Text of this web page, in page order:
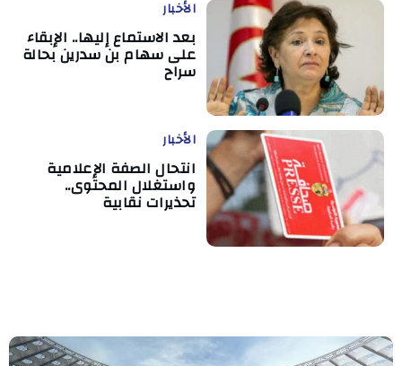
الأخبار
بعد الاستماع إليها.. الإبقاء
على سهام بن سدرين بحالة
سراح
الأخبار
انتحال الصفة الإعلامية
واستغلال المحتوى..
تحذيرات نقابية